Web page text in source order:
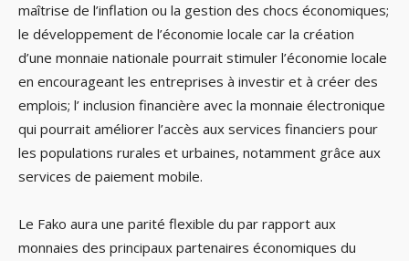
maîtrise de l’inflation ou la gestion des chocs économiques;
le développement de l’économie locale car la création
d’une monnaie nationale pourrait stimuler l’économie locale
en encourageant les entreprises à investir et à créer des
emplois; l’ inclusion financière avec la monnaie électronique
qui pourrait améliorer l’accès aux services financiers pour
les populations rurales et urbaines, notamment grâce aux
services de paiement mobile.
Le Fako aura une parité flexible du par rapport aux
monnaies des principaux partenaires économiques du